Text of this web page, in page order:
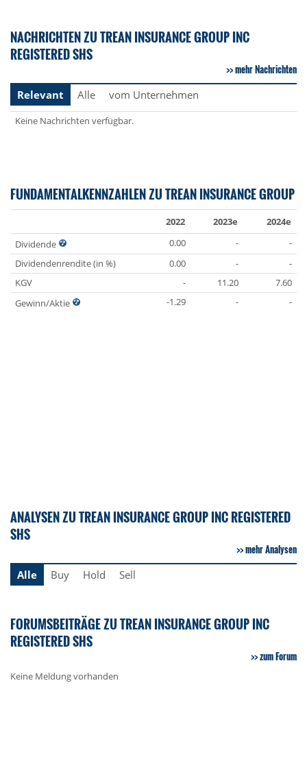
NACHRICHTEN ZU TREAN INSURANCE GROUP INC
REGISTERED SHS
mehr Nachrichten
Relevant
Alle vom Unternehmen
Keine Nachrichten verfügbar.
FUNDAMENTALKENNZAHLEN ZU TREAN INSURANCE GROUP
2022 2023e
2024e
Dividende
0.00 -
-
Dividendenrendite (in %)
0.00 -
-
KGV
- 11.20
7.60
Gewinn/Aktie
-1.29 - -
ANALYSEN ZU TREAN INSURANCE GROUP INC REGISTERED
SHS
mehr Analysen
Alle
Buy Hold Sell
FORUMSBEITRÄGE ZU TREAN INSURANCE GROUP INC
REGISTERED SHS
zum Forum
Keine Meldung vorhanden